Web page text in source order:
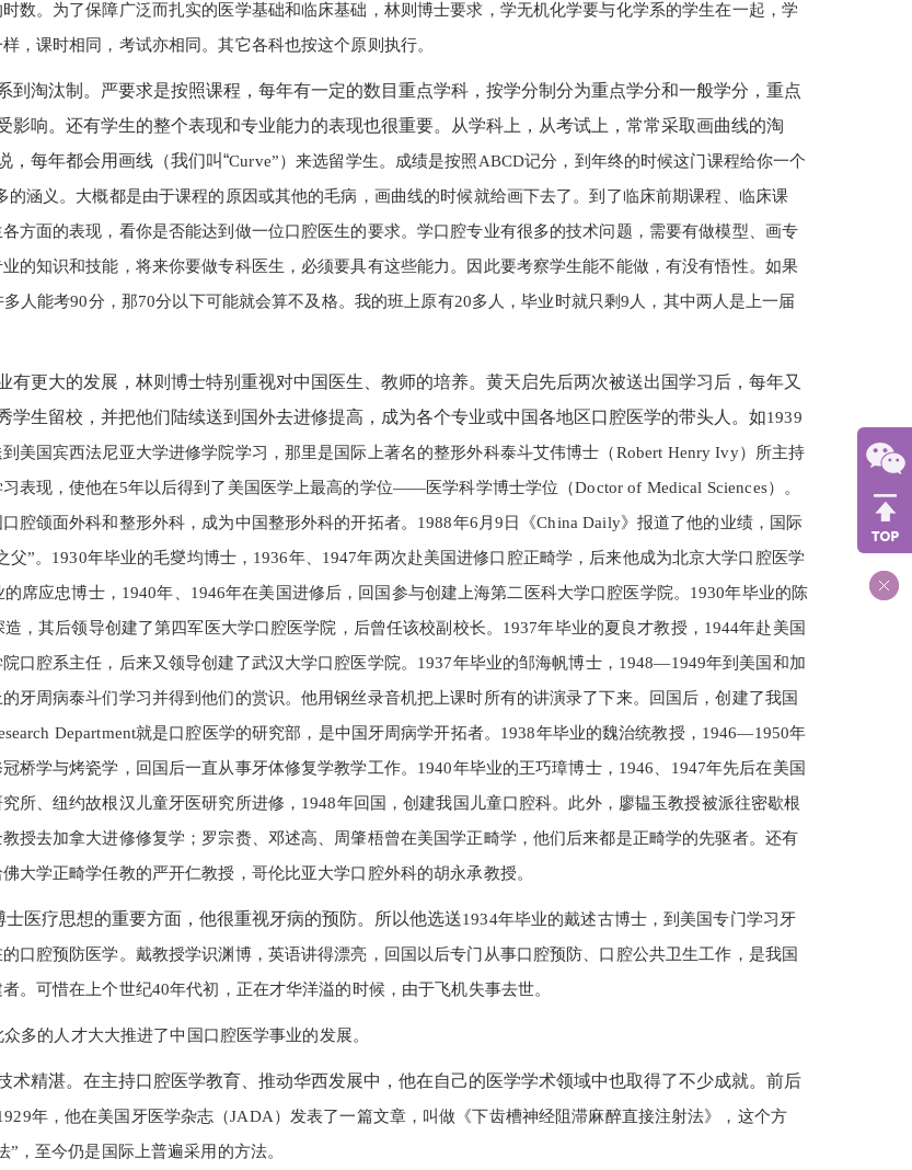
数。为了保障广泛而扎实的医学基础和临床基础，林则博士要求，学无机化学要与化学系的学生在一起，学
，课时相同，考试亦相同。其它各科也按这个原则执行。
淘汰制。严要求是按照课程，每年有一定的数目重点学科，按学分制分为重点学分和一般学分，重点
影响。还有学生的整个表现和专业能力的表现也很重要。从学科上，从考试上，常常采取画曲线的淘
，每年都会用画线（我们叫“Curve”）来选留学生。成绩是按照ABCD记分，到年终的时候这门课程给你一个
的涵义。大概都是由于课程的原因或其他的毛病，画曲线的时候就给画下去了。到了临床前期课程、临床课
方面的表现，看你是否能达到做一位口腔医生的要求。学口腔专业有很多的技术问题，需要有做模型、画专
的知识和技能，将来你要做专科医生，必须要具有这些能力。因此要考察学生能不能做，有没有悟性。如果
人能考90分，那70分以下可能就会算不及格。我的班上原有20多人，毕业时就只剩9人，其中两人是上一届
更大的发展，林则博士特别重视对中国医生、教师的培养。黄天启先后两次被送出国学习后，每年又
学生留校，并把他们陆续送到国外去进修提高，成为各个专业或中国各地区口腔医学的带头人。如1939
美国宾西法尼亚大学进修学院学习，那里是国际上著名的整形外科泰斗艾伟博士（Robert Henry Ivy）所主持
表现，使他在5年以后得到了美国医学上最高的学位——医学科学博士学位（Doctor of Medical Sciences）。
腔颌面外科和整形外科，成为中国整形外科的开拓者。1988年6月9日《China Daily》报道了他的业绩，国际
父”。1930年毕业的毛燮均博士，1936年、1947年两次赴美国进修口腔正畸学，后来他成为北京大学口腔医学
的席应忠博士，1940年、1946年在美国进修后，回国参与创建上海第二医科大学口腔医学院。1930年毕业的陈
，其后领导创建了第四军医大学口腔医学院，后曾任该校副校长。1937年毕业的夏良才教授，1944年赴美国
口腔系主任，后来又领导创建了武汉大学口腔医学院。1937年毕业的邹海帆博士，1948—1949年到美国和加
牙周病泰斗们学习并得到他们的赏识。他用钢丝录音机把上课时所有的讲演录了下来。回国后，创建了我国
Department就是口腔医学的研究部，是中国牙周病学开拓者。1938年毕业的魏治统教授，1946—1950年
桥学与烤瓷学，回国后一直从事牙体修复学教学工作。1940年毕业的王巧璋博士，1946、1947年先后在美国
所、纽约故根汉儿童牙医研究所进修，1948年回国，创建我国儿童口腔科。此外，廖韫玉教授被派往密歇根
授去加拿大进修修复学；罗宗赉、邓述高、周肇梧曾在美国学正畸学，他们后来都是正畸学的先驱者。还有
大学正畸学任教的严开仁教授，哥伦比亚大学口腔外科的胡永承教授。
医疗思想的重要方面，他很重视牙病的预防。所以他选送1934年毕业的戴述古博士，到美国专门学习牙
口腔预防医学。戴教授学识渊博，英语讲得漂亮，回国以后专门从事口腔预防、口腔公共卫生工作，是我国
。可惜在上个世纪40年代初，正在才华洋溢的时候，由于飞机失事去世。
多的人才大大推进了中国口腔医学事业的发展。
精湛。在主持口腔医学教育、推动华西发展中，他在自己的医学学术领域中也取得了不少成就。前后
年，他在美国牙医学杂志（JADA）发表了一篇文章，叫做《下齿槽神经阻滞麻醉直接注射法》，这个方
”，至今仍是国际上普遍采用的方法。